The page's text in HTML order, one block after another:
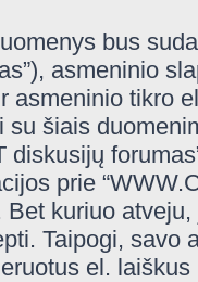
bus
asmeninio
asmeninio tikro
su šiais
diskusijų
prie
kuriuo
Taipogi, savo
el.